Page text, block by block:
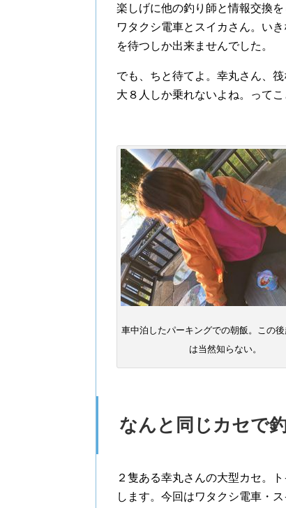
楽しげに他の釣り師と情報交換
ワタクシ電車とスイカさん。い
を待つしか出来ませんでした。
でも、ちと待てよ。幸丸さん、
大８人しか乗れないよね。ってこ
車中泊したパーキングでの朝飯。この後
は当然知らない。
なんと同じカセで
２隻ある幸丸さんの大型カセ。
します。今回はワタクシ電車・